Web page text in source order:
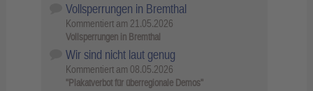
Vollsperrungen in Bremthal
Kommentiert am 21.05.2026
Vollsperrungen in Bremthal
Wir sind nicht laut genug
Kommentiert am 08.05.2026
"Plakatverbot für überregionale Demos"